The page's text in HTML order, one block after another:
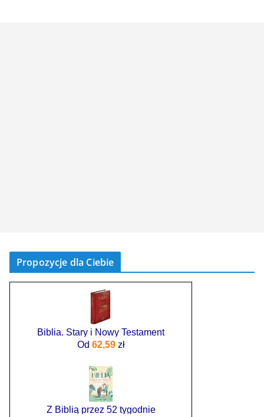
Propozycje dla Ciebie
Biblia. Stary i Nowy Testament
Od 62,59zł
Z Biblią przez 52 tygodnie